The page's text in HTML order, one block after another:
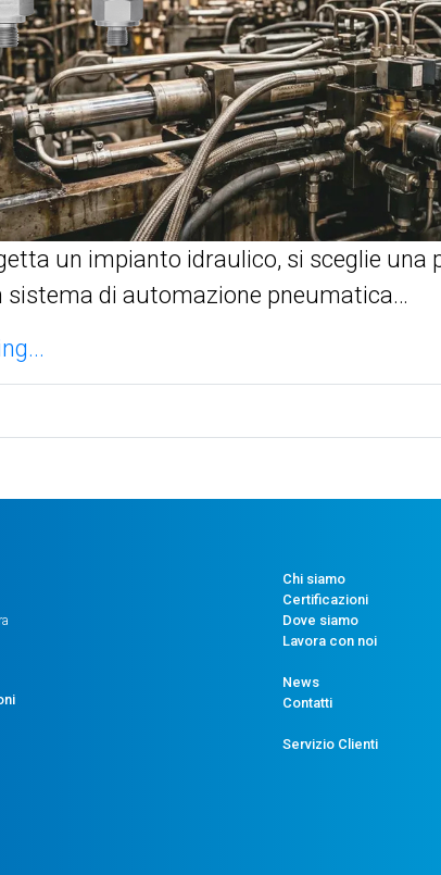
un impianto idraulico, si sceglie una
sistema di automazione pneumatica…
Chi siamo
Certificazioni
Dove siamo
Lavora con noi
News
Contatti
Servizio Clienti